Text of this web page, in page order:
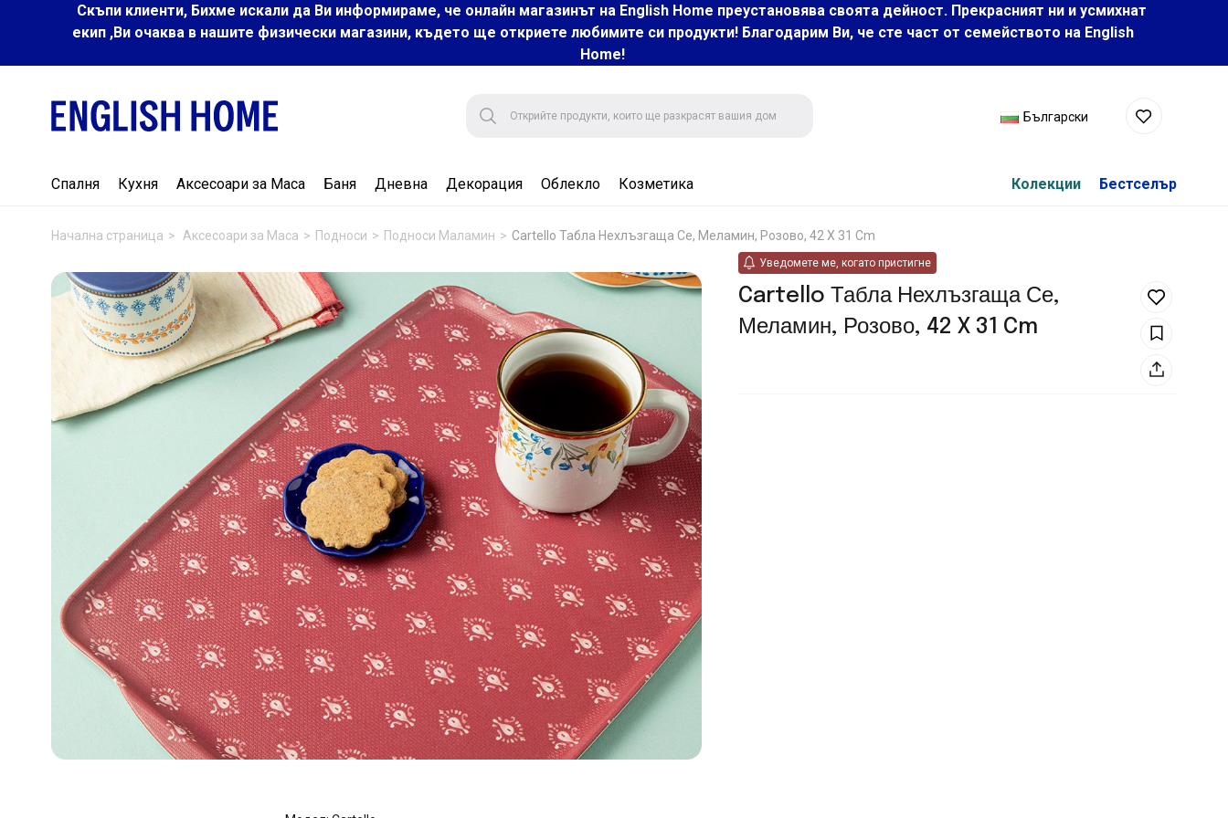
Скъпи клиенти, Бихме искали да Ви информираме, че онлайн магазинът на English Home преустановява своята дейност. Прекрасният ни и усмихнат
екип ,Ви очаква в нашите физически магазини, където ще откриете любимите си продукти! Благодарим Ви, че сте част от семейството на Еnglish
Home!
Български
Спалня Кухня Аксесоари за Маса Баня Дневна Декорация Облекло Козметика Колекции Бестселър
Начална страница Аксесоари за Маса Подноси Подноси Маламин Cartello Табла Нехлъзгаща Се, Меламин, Розово, 42 X 31 Cm
Уведомете ме, когато пристигне
Cartello Табла Нехлъзгаща Се,
Меламин, Розово, 42 X 31 Cm